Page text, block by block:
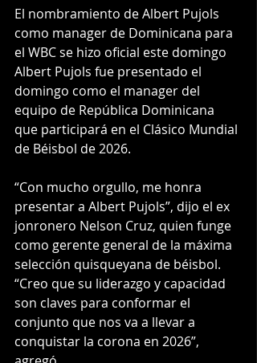
El nombramiento de Albert Pujols
como manager de Dominicana para
el WBC se hizo oficial este domingo
Albert Pujols fue presentado el
domingo como el manager del
equipo de República Dominicana
que participará en el Clásico Mundial
de Béisbol de 2026.
“Con mucho orgullo, me honra
presentar a Albert Pujols”, dijo el ex
jonronero Nelson Cruz, quien funge
como gerente general de la máxima
selección quisqueyana de béisbol.
“Creo que su liderazgo y capacidad
son claves para conformar el
conjunto que nos va a llevar a
conquistar la corona en 2026”,